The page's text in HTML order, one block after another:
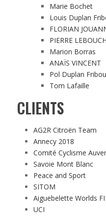
Marie Bochet
Louis Duplan
FLORIAN
PIERRE
Marion Borras
ANAÏS VINCENT
Pol Duplan
Tom Lafaille
CLIENTS
AG2R Citroën Team
Annecy 2018
Comité Cyclisme
Savoie Mont Blanc
Peace and Sport
SITOM
Aiguebelette Worlds
UCI